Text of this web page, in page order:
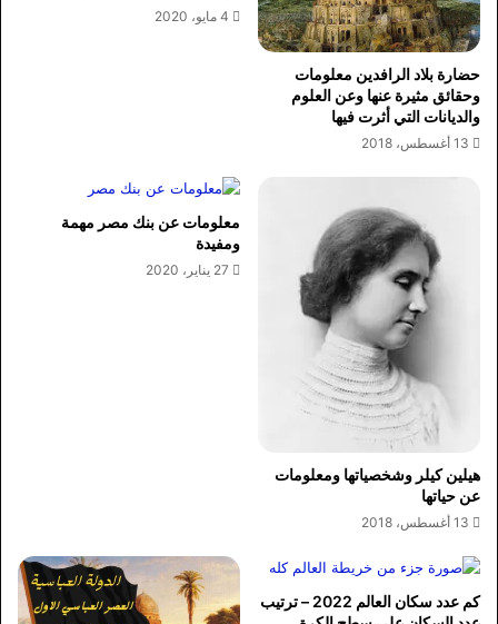
حضارة بلاد الرافدين معلومات
وحقائق مثيرة عنها وعن العلوم
والديانات التي أثرت فيها
13 أغسطس، 2018
4 مايو، 2020
هيلين كيلر وشخصياتها ومعلومات
عن حياتها
13 أغسطس، 2018
معلومات عن بنك مصر مهمة
ومفيدة
27 يناير، 2020
كم عدد سكان العالم 2022 – ترتيب